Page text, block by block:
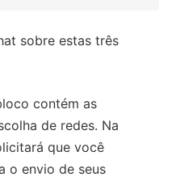
sobre estas três
contém as
de redes. Na
que você
o envio de seus